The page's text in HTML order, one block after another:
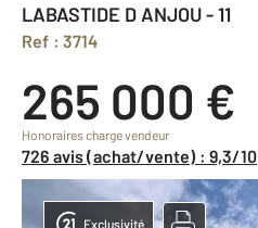
LABASTIDE D ANJOU - 11
Ref : 3714
265 000 €
Honoraires charge vendeur
726 avis (achat/vente) : 9,3/10
Exclusivité